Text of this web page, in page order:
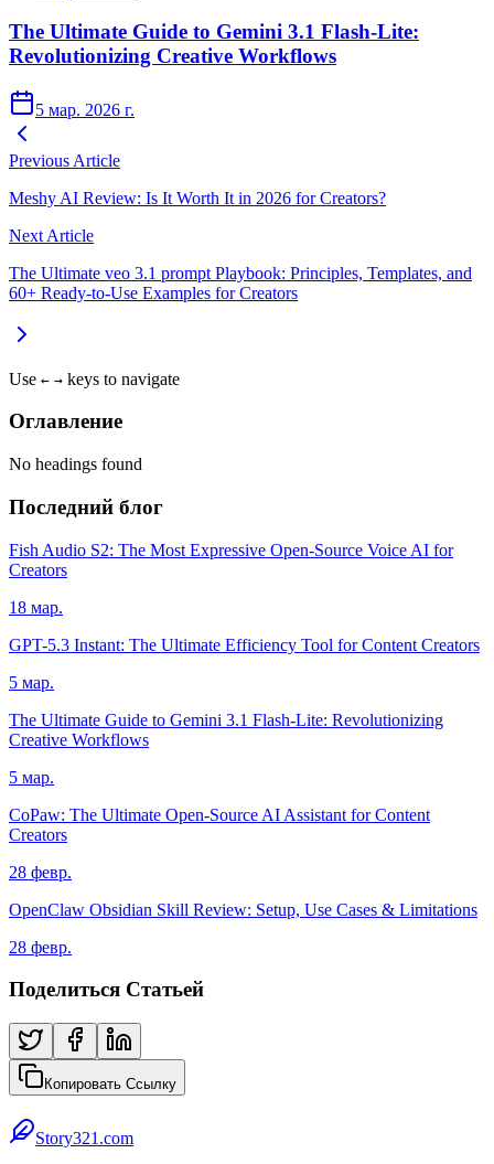
The Ultimate Guide to Gemini 3.1 Flash-Lite:
Revolutionizing Creative Workflows
5 мар. 2026 г.
Previous Article
Meshy AI Review: Is It Worth It in 2026 for Creators?
Next Article
The Ultimate veo 3.1 prompt Playbook: Principles, Templates, and
60+ Ready-to-Use Examples for Creators
Use ← → keys to navigate
Оглавление
No headings found
Последний блог
Fish Audio S2: The Most Expressive Open-Source Voice AI for
Creators
18 мар.
GPT-5.3 Instant: The Ultimate Efficiency Tool for Content Creators
5 мар.
The Ultimate Guide to Gemini 3.1 Flash-Lite: Revolutionizing
Creative Workflows
5 мар.
CoPaw: The Ultimate Open-Source AI Assistant for Content
Creators
28 февр.
OpenClaw Obsidian Skill Review: Setup, Use Cases & Limitations
28 февр.
Поделиться Статьей
Копировать Ссылку
Story321.com